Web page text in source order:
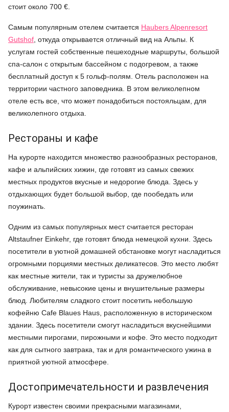
стоит около 700 €.
Самым популярным отелем считается Haubers Alpenresort
Gutshof , откуда открывается отличный вид на Альпы. К
услугам гостей собственные пешеходные маршруты, большой
спа-салон с открытым бассейном с подогревом, а также
бесплатный доступ к 5 гольф-полям. Отель расположен на
территории частного заповедника. В этом великолепном
отеле есть все, что может понадобиться постояльцам, для
великолепного отдыха.
Рестораны и кафе
На курорте находится множество разнообразных ресторанов,
кафе и альпийских хижин, где готовят из самых свежих
местных продуктов вкусные и недорогие блюда. Здесь у
отдыхающих будет большой выбор, где пообедать или
поужинать.
Одним из самых популярных мест считается ресторан
Altstaufner Einkehr, где готовят блюда немецкой кухни. Здесь
посетители в уютной домашней обстановке могут насладиться
огромными порциями местных деликатесов. Это место любят
как местные жители, так и туристы за дружелюбное
обслуживание, невысокие цены и внушительные размеры
блюд. Любителям сладкого стоит посетить небольшую
кофейню Cafe Blaues Haus, расположенную в историческом
здании. Здесь посетители смогут насладиться вкуснейшими
местными пирогами, пирожными и кофе. Это место подходит
как для сытного завтрака, так и для романтического ужина в
приятной уютной атмосфере.
Достопримечательности и развлечения
Курорт известен своими прекрасными магазинами,